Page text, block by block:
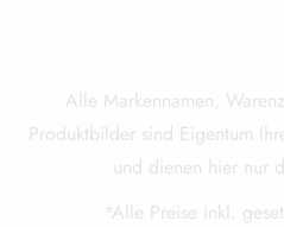
Alle Markennamen,
Produktbilder sind Eigentum
und dienen hier nur
*Alle Preise inkl.